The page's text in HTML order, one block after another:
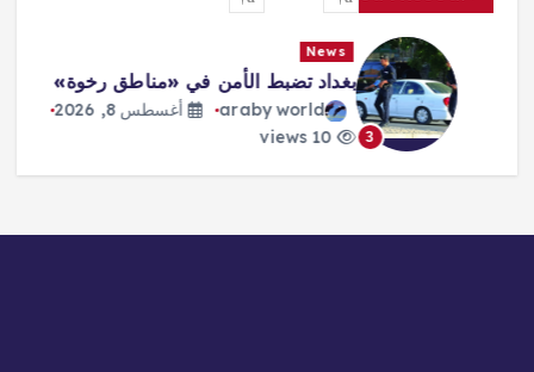
3
News
بغداد تضبط الأمن في «مناطق رخوة»
araby world
أغسطس 8, 2026
10 views